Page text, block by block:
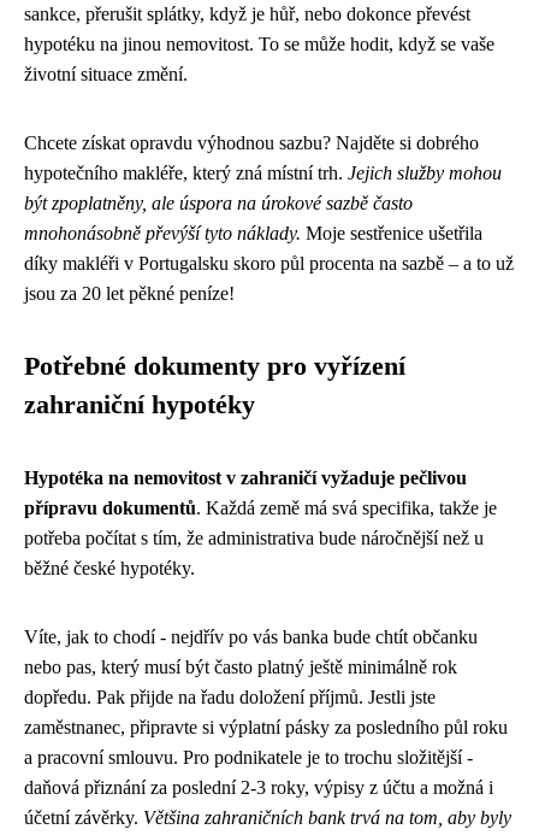
sankce, přerušit splátky, když je hůř, nebo dokonce převést
hypotéku na jinou nemovitost. To se může hodit, když se vaše
životní situace změní.
Chcete získat opravdu výhodnou sazbu? Najděte si dobrého
hypotečního makléře, který zná místní trh. Jejich služby mohou
být zpoplatněny, ale úspora na úrokové sazbě často
mnohonásobně převýší tyto náklady. Moje sestřenice ušetřila
díky makléři v Portugalsku skoro půl procenta na sazbě – a to už
jsou za 20 let pěkné peníze!
Potřebné dokumenty pro vyřízení
zahraniční hypotéky
Hypotéka na nemovitost v zahraničí vyžaduje pečlivou
přípravu dokumentů. Každá země má svá specifika, takže je
potřeba počítat s tím, že administrativa bude náročnější než u
běžné české hypotéky.
Víte, jak to chodí - nejdřív po vás banka bude chtít občanku
nebo pas, který musí být často platný ještě minimálně rok
dopředu. Pak přijde na řadu doložení příjmů. Jestli jste
zaměstnanec, připravte si výplatní pásky za posledního půl roku
a pracovní smlouvu. Pro podnikatele je to trochu složitější -
daňová přiznání za poslední 2-3 roky, výpisy z účtu a možná i
účetní závěrky. Většina zahraničních bank trvá na tom, aby byly